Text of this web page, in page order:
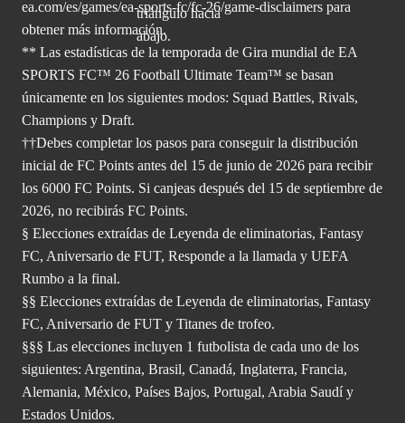
ea.com/es/games/ea-sports-fc/fc-26/game-disclaimers para
obtenermás información.
** Las estadísticas de la temporada de Gira mundial de EA
SPORTS FC™ 26 Football Ultimate Team™ se basan
únicamente en los siguientes modos: Squad Battles, Rivals,
Champions y Draft.
††Debes completar los pasos para conseguir la distribución
inicial de FC Points antes del 15 de junio de 2026 para recibir
los 6000 FC Points. Si canjeas después del 15 de septiembre de
2026, no recibirás FC Points.
§ Elecciones extraídas de Leyenda de eliminatorias, Fantasy
FC, Aniversario de FUT, Responde a la llamada y UEFA
Rumbo a la final.
§§ Elecciones extraídas de Leyenda de eliminatorias, Fantasy
FC, Aniversario de FUT y Titanes de trofeo.
§§§ Las elecciones incluyen 1 futbolista de cada uno de los
siguientes: Argentina, Brasil, Canadá, Inglaterra, Francia,
Alemania, México, Países Bajos, Portugal, Arabia Saudí y
Estados Unidos.